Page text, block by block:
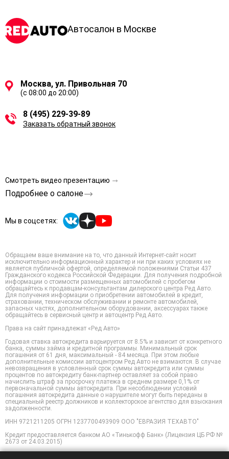
Автосалон в Москве
Москва, ул. Привольная 70
(с 08:00 до 20:00)
8 (495) 229-39-89
Заказать обратный звонок
Смотреть видео презентацию
Подробнее о салоне
Мы в соцсетях:
Обращаем ваше внимание на то, что данный Интернет-сайт носит
исключительно информационный характер и ни при каких условиях не
является публичной офертой, определяемой положениями Статьи 437
Гражданского кодекса Российской Федерации. Для получения подробной
информации о стоимости размещенных автомобилей с пробегом
обращайтесь к продавцам-консультантам дилерского центра Ред Авто.
Для получения информации о приобретении автомобилей в кредит,
страховании, техническом обслуживании и ремонте автомобилей,
запасных частях, дополнительном оборудовании, аксессуарах также
обращайтесь в сервисный центр и автоцентр Ред Авто.
Права на сайт принадлежат «Ред Авто»
Годовая ставка автокредита варьируется от 8.5% и зависит от конкретного
банка, суммы займа и кредитной программы. Минимальный срок
погашения от 61 дня, максимальный - 84 месяца. При этом любые
дополнительные комиссии автоцентром Ред Авто не взимаются. В случае
невозвращения в условленный срок суммы автокредита или суммы
процентов по автокредиту банк-партнер оставляет за собой право
начислить штраф за просрочку платежа в среднем размере 0,1% от
первоначальной суммы автокредита. При несоблюдении условий
погашения автокредита данные о нарушителе могут быть переданы в
специальный реестр должников и коллекторское агентство для взыскания
задолженности.
ИНН 9721211205 ОГРН 1237700493909 ООО "ЕВРАЗИЯ ТЕХАВТО"
Кредит предоставляется банком АО «Тинькофф Банк» (Лицензия ЦБ РФ №
2673 от 24.03.2015)